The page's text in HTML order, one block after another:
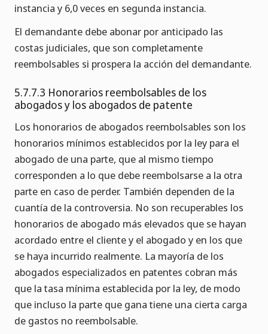
instancia y 6,0 veces en segunda instancia.
El demandante debe abonar por anticipado las
costas judiciales, que son completamente
reembolsables si prospera la acción del demandante.
5.7.7.3 Honorarios reembolsables de los
abogados y los abogados de patente
Los honorarios de abogados reembolsables son los
honorarios mínimos establecidos por la ley para el
abogado de una parte, que al mismo tiempo
corresponden a lo que debe reembolsarse a la otra
parte en caso de perder. También dependen de la
cuantía de la controversia. No son recuperables los
honorarios de abogado más elevados que se hayan
acordado entre el cliente y el abogado y en los que
se haya incurrido realmente. La mayoría de los
abogados especializados en patentes cobran más
que la tasa mínima establecida por la ley, de modo
que incluso la parte que gana tiene una cierta carga
de gastos no reembolsable.